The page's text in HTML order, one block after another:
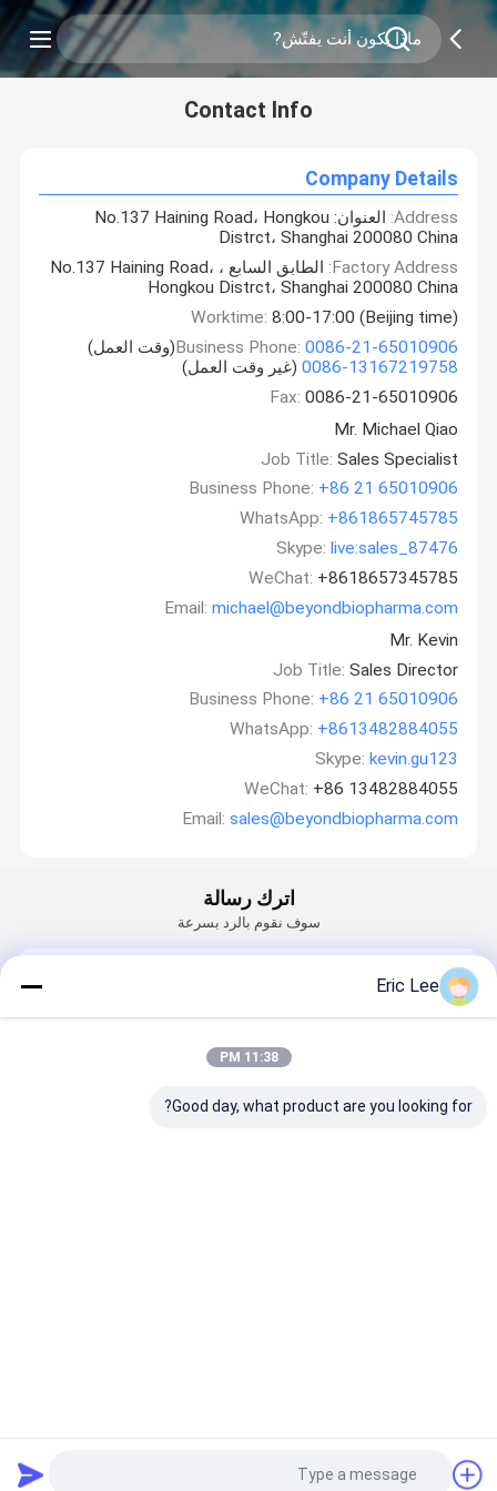
Contact Info
Company Details
Address:
العنوان: No.137 Haining Road، Hongkou
Distrct، Shanghai 200080 China
Factory Address:
الطابق السابع ، No.137 Haining Road،
Hongkou Distrct، Shanghai 200080 China
Worktime: 8:00-17:00 (Beijing time)
Business Phone: 0086-21-65010906
(وقت العمل)
0086-13167219758 (غير وقت العمل)
Fax: 0086-21-65010906
Mr. Michael Qiao
Job Title: Sales Specialist
Business Phone: +86 21 65010906
WhatsApp: +861865745785
Skype: live:sales_87476
WeChat: +8618657345785
Email: michael@beyondbiopharma.com
Mr. Kevin
Job Title: Sales Director
Business Phone: +86 21 65010906
WhatsApp: +8613482884055
Skype: kevin.gu123
WeChat: +86 13482884055
Email: sales@beyondbiopharma.com
اترك رسالة
سوف نقوم بالرد بسرعة
Email
Biopharma Co.,Ltd.. All Rights Reserved.
Eric Lee
11:38 PM
Good day, what product are you looking for?